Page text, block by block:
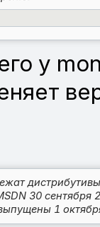
у
30 сентября
1